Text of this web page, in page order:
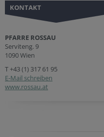
KONTAKT
PFARRE ROSSAU
Serviteng. 9
1090 Wien
T+43 (1) 317 61 95
E-Mail schreiben
www.rossau.at